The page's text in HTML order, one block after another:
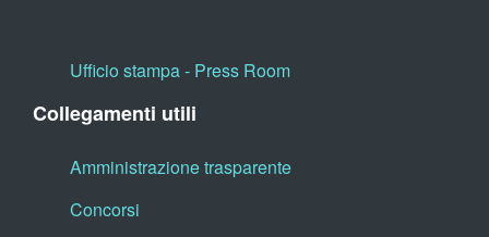
Ufficio stampa - Press Room
Collegamenti utili
Amministrazione trasparente
Concorsi